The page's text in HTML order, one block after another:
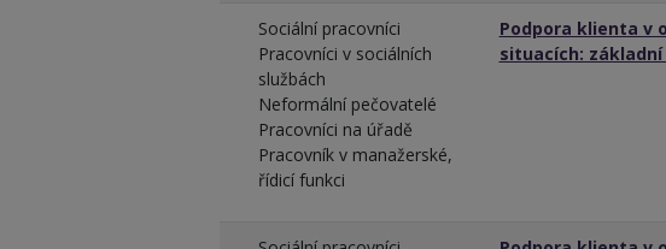
Sociální pracovníci
Pracovníci v sociálních
službách
Neformální pečovatelé
Pracovníci na úřadě
Pracovník v manažerské,
řídicí funkci
Podpora klienta v
situacích: